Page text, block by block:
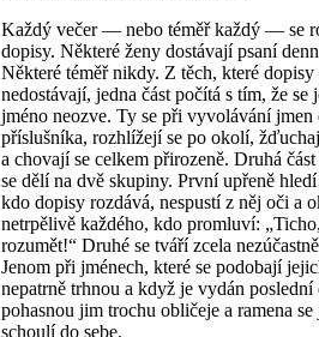
Každý večer — nebo téměř každý — se
dopisy. Některé ženy dostávají psaní
Některé téměř nikdy. Z těch, které dopisy
nedostávají, jedna část počítá s tím, že se
jméno neozve. Ty se při vyvolávání jmen
příslušníka, rozhlížejí se po okolí,
a chovají se celkem přirozeně. Druhá
se dělí na dvě skupiny. První upřeně
kdo dopisy rozdává, nespustí z něj oči a
netrpělivě každého, kdo promluví:
rozumět!“ Druhé se tváří zcela
Jenom při jménech, které se podobají
nepatrně trhnou a když je vydán poslední
pohasnou jim trochu obličeje a ramena se
schoulí do sebe.